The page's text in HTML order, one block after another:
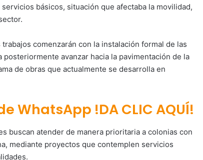
básicos, situación que afectaba la movilidad,
comenzarán con la instalación formal de las
avanzar hacia la pavimentación de la
de obras que actualmente se desarrolla en
WhatsApp !DA CLIC AQUÍ!
buscan atender de manera prioritaria a colonias con
mediante proyectos que contemplen servicios